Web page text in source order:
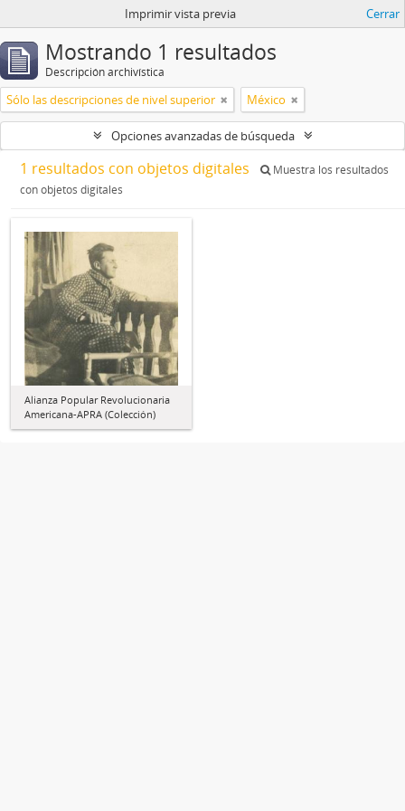
Imprimir vista previa Cerrar
Mostrando 1 resultados
Descripción archivística
Sólo las descripciones de nivel superior México
Opciones avanzadas de búsqueda
1 resultados con objetos digitales
Muestra los resultados
con objetos digitales
Alianza Popular Revolucionaria
Americana-APRA (Colección)